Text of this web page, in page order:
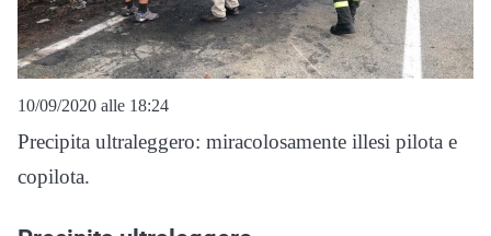
10/09/2020 alle 18:24
Precipita ultraleggero: miracolosamente illesi pilota e
copilota.